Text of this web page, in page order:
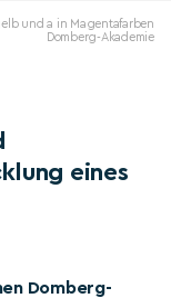
und a in Magentafarben
Domberg-Akademie
eines
Domberg-